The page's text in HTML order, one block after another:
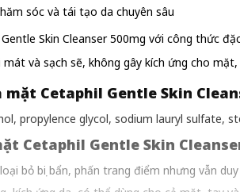
sóc và tái tạo da chuyên sâu
Skin Cleanser 500mg với công thức
và sạch sẽ, không gây kích ứng cho
Cetaphil Gentle Skin
propylence glycol, sodium lauryl sulfate,
Cetaphil Gentle Skin
bỏ bụi bẩn, phấn trang điểm nhưng vẫn